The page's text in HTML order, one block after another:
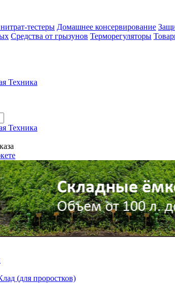
тестеры Домашнее консервирование
Cредства от грызунов Терморегуляторы
(для проростков)